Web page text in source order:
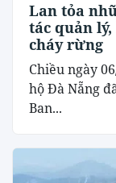
Lan tỏa
tác quản
cháy rừng
Chiều ngày
hộ Đà Nẵng
Ban...